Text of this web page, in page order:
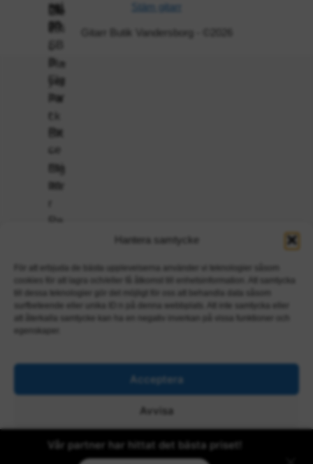
Hantera samtycke
Acceptera
Avvisa
Visa inställningar
Stäm gitarr
Gitarr Butik Vandersborg - ©2026
Vår partner har hittat det bästa priset!